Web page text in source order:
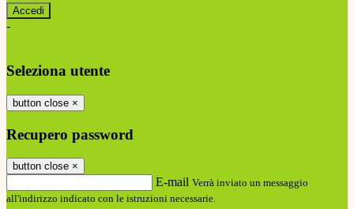
-
Seleziona utente
button close ×
Recupero password
button close ×
E-mail Verrà inviato un messaggio
all'indirizzo indicato con le istruzioni necessarie.